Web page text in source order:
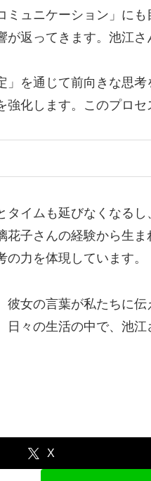
ミュニケーション」に
が返ってきます。池江さ
」を通じて前向きな思
強化します。このプロ
タイムも延びなくなる
花子さんの経験から生
の力を体現しています。
彼女の言葉が私たちに
日々の生活の中で、池
X